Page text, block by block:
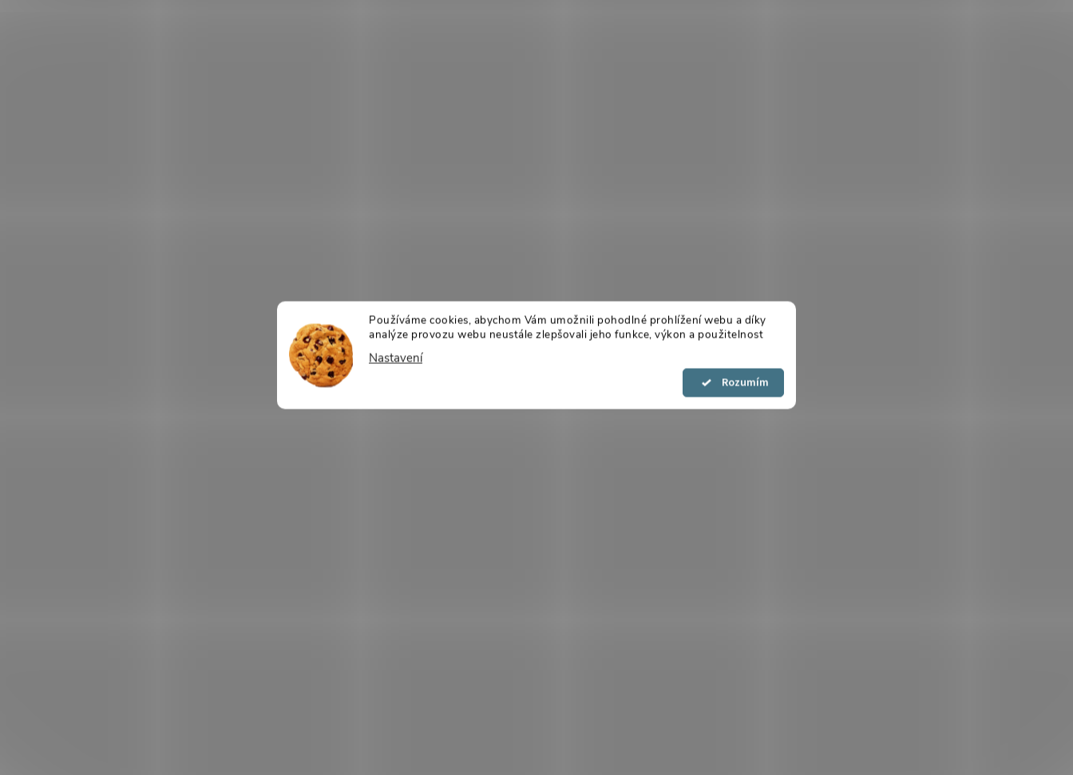
Používáme cookies, abychom Vám umožnili pohodlné prohlížení webu a díky
analýze provozu webu neustále zlepšovali jeho funkce, výkon a použitelnost
Nastavení
Souhlasím